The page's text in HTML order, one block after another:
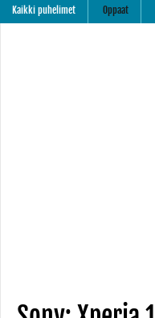
Kaikki puhelimet Oppaat